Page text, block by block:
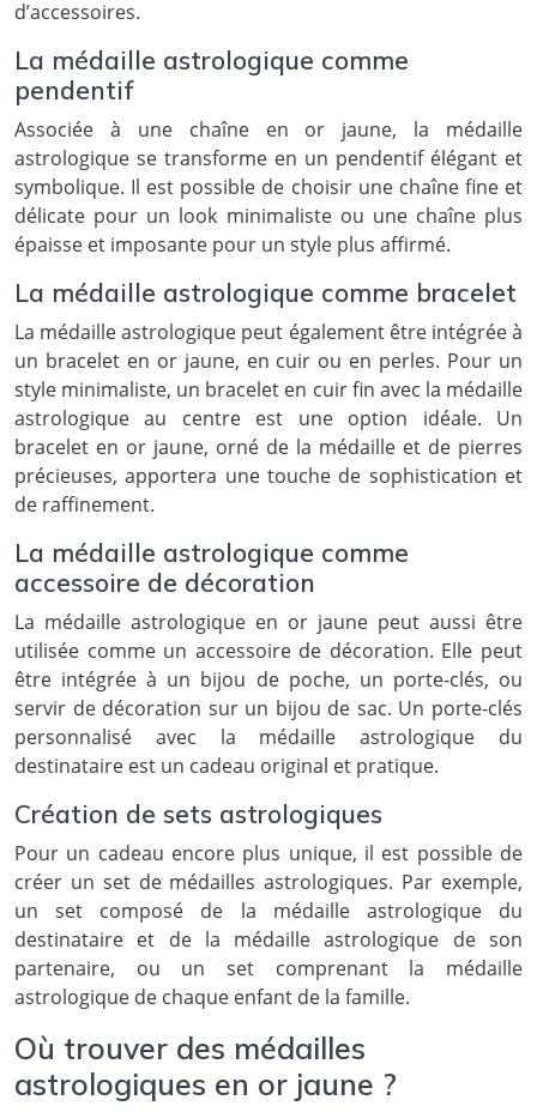
d’accessoires.
La médaille astrologique comme
pendentif
Associée à une chaîne en or jaune, la médaille
astrologique se transforme en un pendentif élégant et
symbolique. Il est possible de choisir une chaîne fine et
délicate pour un look minimaliste ou une chaîne plus
épaisse et imposante pour un style plus affirmé.
La médaille astrologique comme bracelet
La médaille astrologique peut également être intégrée à
un bracelet en or jaune, en cuir ou en perles. Pour un
style minimaliste, un bracelet en cuir fin avec la médaille
astrologique au centre est une option idéale. Un
bracelet en or jaune, orné de la médaille et de pierres
précieuses, apportera une touche de sophistication et
de raffinement.
La médaille astrologique comme
accessoire de décoration
La médaille astrologique en or jaune peut aussi être
utilisée comme un accessoire de décoration. Elle peut
être intégrée à un bijou de poche, un porte-clés, ou
servir de décoration sur un bijou de sac. Un porte-clés
personnalisé avec la médaille astrologique du
destinataire est un cadeau original et pratique.
Création de sets astrologiques
Pour un cadeau encore plus unique, il est possible de
créer un set de médailles astrologiques. Par exemple,
un set composé de la médaille astrologique du
destinataire et de la médaille astrologique de son
partenaire, ou un set comprenant la médaille
astrologique de chaque enfant de la famille.
Où trouver des médailles
astrologiques en or jaune ?